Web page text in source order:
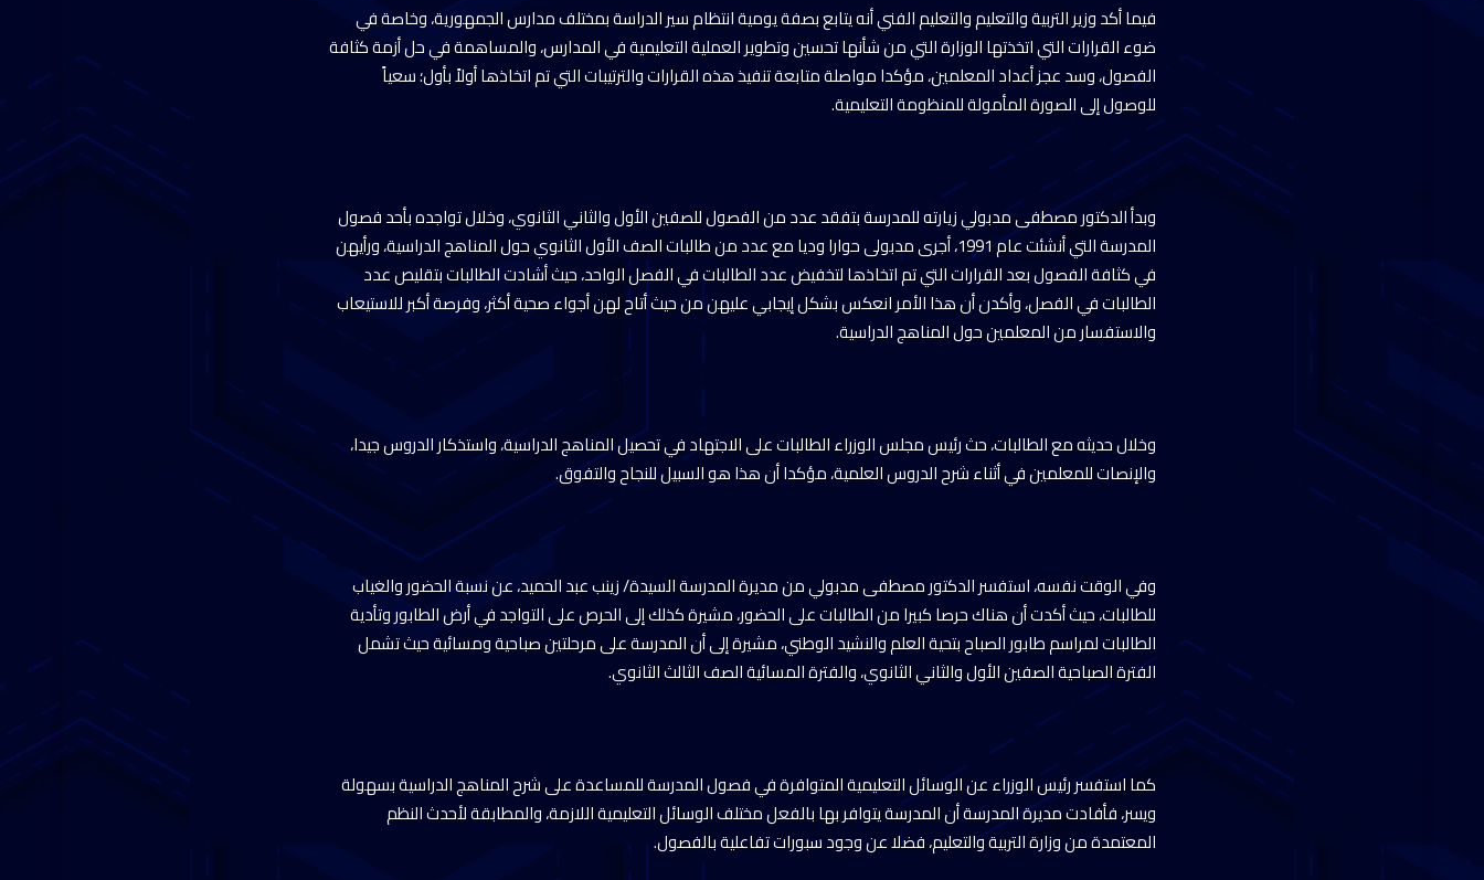
فيما أكد وزير التربية والتعليم والتعليم الفني أنه يتابع بصفة يومية انتظام سير الدراسة بمختلف مدارس الجمهورية، وخاصة في
ضوء القرارات التي اتخذتها الوزارة التي من شأنها تحسين وتطوير العملية التعليمية في المدارس، والمساهمة في حل أزمة كثافة
الفصول، وسد عجز أعداد المعلمين، مؤكدا مواصلة متابعة تنفيذ هذه القرارات والترتيبات التي تم اتخاذها أولاً بأول؛ سعياً
للوصول إلى الصورة المأمولة للمنظومة التعليمية.
وبدأ الدكتور مصطفى مدبولي زيارته للمدرسة بتفقد عدد من الفصول للصفين الأول والثاني الثانوي، وخلال تواجده بأحد فصول
المدرسة التي أنشئت عام 1991، أجرى مدبولى حوارا وديا مع عدد من طالبات الصف الأول الثانوي حول المناهج الدراسية، ورأيهن
في كثافة الفصول بعد القرارات التي تم اتخاذها لتخفيض عدد الطالبات في الفصل الواحد، حيث أشادت الطالبات بتقليص عدد
الطالبات في الفصل، وأكدن أن هذا الأمر انعكس بشكل إيجابي عليهن من حيث أتاح لهن أجواء صحية أكثر، وفرصة أكبر للاستيعاب
والاستفسار من المعلمين حول المناهج الدراسية.
وخلال حديثه مع الطالبات، حث رئيس مجلس الوزراء الطالبات على الاجتهاد في تحصيل المناهج الدراسية، واستذكار الدروس جيدا،
والإنصات للمعلمين في أثناء شرح الدروس العلمية، مؤكدا أن هذا هو السبيل للنجاح والتفوق.
وفي الوقت نفسه، استفسر الدكتور مصطفى مدبولي من مديرة المدرسة السيدة/ زينب عبد الحميد، عن نسبة الحضور والغياب
للطالبات، حيث أكدت أن هناك حرصا كبيرا من الطالبات على الحضور، مشيرة كذلك إلى الحرص على التواجد في أرض الطابور وتأدية
الطالبات لمراسم طابور الصباح بتحية العلم والنشيد الوطني، مشيرة إلى أن المدرسة على مرحلتين صباحية ومسائية حيث تشمل
الفترة الصباحية الصفين الأول والثاني الثانوي، والفترة المسائية الصف الثالث الثانوي.
كما استفسر رئيس الوزراء عن الوسائل التعليمية المتوافرة في فصول المدرسة للمساعدة على شرح المناهج الدراسية بسهولة
ويسر، فأفادت مديرة المدرسة أن المدرسة يتوافر بها بالفعل مختلف الوسائل التعليمية اللازمة، والمطابقة لأحدث النظم
المعتمدة من وزارة التربية والتعليم، فضلا عن وجود سبورات تفاعلية بالفصول.